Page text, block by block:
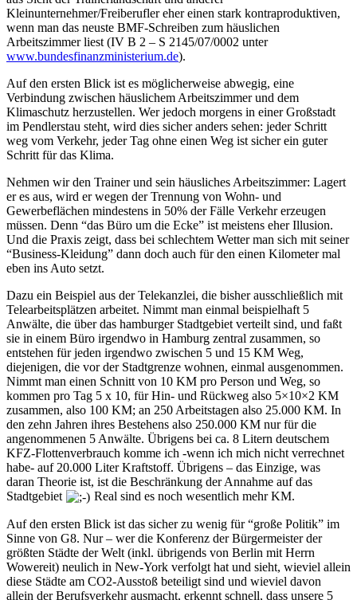
Kleinunternehmer/Freiberufler eher einen stark kontraproduktiven,
wenn man das neuste BMF-Schreiben zum häuslichen
Arbeitszimmer liest (IV B 2 – S 2145/07/0002 unter
www.bundesfinanzministerium.de).
Auf den ersten Blick ist es möglicherweise abwegig, eine
Verbindung zwischen häuslichem Arbeitszimmer und dem
Klimaschutz herzustellen. Wer jedoch morgens in einer Großstadt
im Pendlerstau steht, wird dies sicher anders sehen: jeder Schritt
weg vom Verkehr, jeder Tag ohne einen Weg ist sicher ein guter
Schritt für das Klima.
Nehmen wir den Trainer und sein häusliches Arbeitszimmer: Lagert
er es aus, wird er wegen der Trennung von Wohn- und
Gewerbeflächen mindestens in 50% der Fälle Verkehr erzeugen
müssen. Denn “das Büro um die Ecke” ist meistens eher Illusion.
Und die Praxis zeigt, dass bei schlechtem Wetter man sich mit seiner
“Business-Kleidung” dann doch auch für den einen Kilometer mal
eben ins Auto setzt.
Dazu ein Beispiel aus der Telekanzlei, die bisher ausschließlich mit
Telearbeitsplätzen arbeitet. Nimmt man einmal beispielhaft 5
Anwälte, die über das hamburger Stadtgebiet verteilt sind, und faßt
sie in einem Büro irgendwo in Hamburg zentral zusammen, so
entstehen für jeden irgendwo zwischen 5 und 15 KM Weg,
diejenigen, die vor der Stadtgrenze wohnen, einmal ausgenommen.
Nimmt man einen Schnitt von 10 KM pro Person und Weg, so
kommen pro Tag 5 x 10, für Hin- und Rückweg also 5×10×2 KM
zusammen, also 100 KM; an 250 Arbeitstagen also 25.000 KM. In
den zehn Jahren ihres Bestehens also 250.000 KM nur für die
angenommenen 5 Anwälte. Übrigens bei ca. 8 Litern deutschem
KFZ-Flottenverbrauch komme ich -wenn ich mich nicht verrechnet
habe- auf 20.000 Liter Kraftstoff. Übrigens – das Einzige, was
daran Theorie ist, ist die Beschränkung der Annahme auf das
Stadtgebiet
Real sind es noch wesentlich mehr KM.
Auf den ersten Blick ist das sicher zu wenig für “große Politik” im
Sinne von G8. Nur – wer die Konferenz der Bürgermeister der
größten Städte der Welt (inkl. übrigends von Berlin mit Herrn
Wowereit) neulich in New-York verfolgt hat und sieht, wieviel allein
diese Städte am CO2-Ausstoß beteiligt sind und wieviel davon
allein der Berufsverkehr ausmacht, erkennt schnell, dass unsere 5